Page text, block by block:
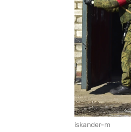
iskander-m